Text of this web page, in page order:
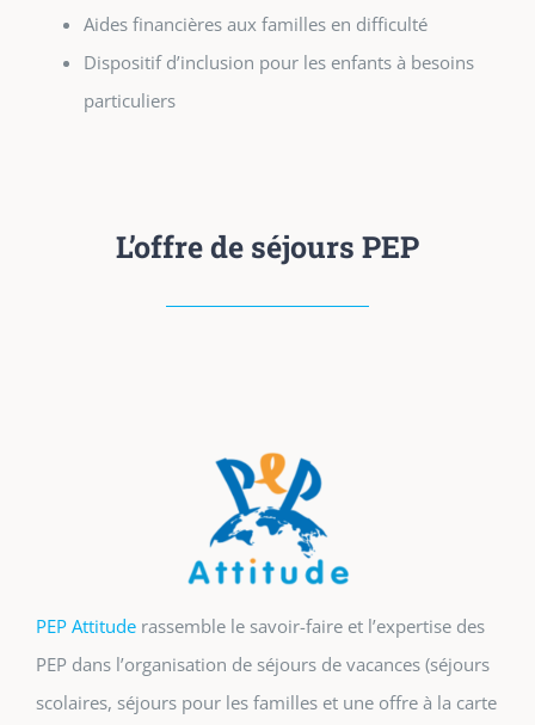
Aides financières aux familles en difficulté
Dispositif d’inclusion pour les enfants à besoins
particuliers
L’offre de séjours PEP
PEP Attitude rassemble le savoir-faire et l’expertise des
PEP dans l’organisation de séjours de vacances (séjours
scolaires, séjours pour les familles et une offre à la carte